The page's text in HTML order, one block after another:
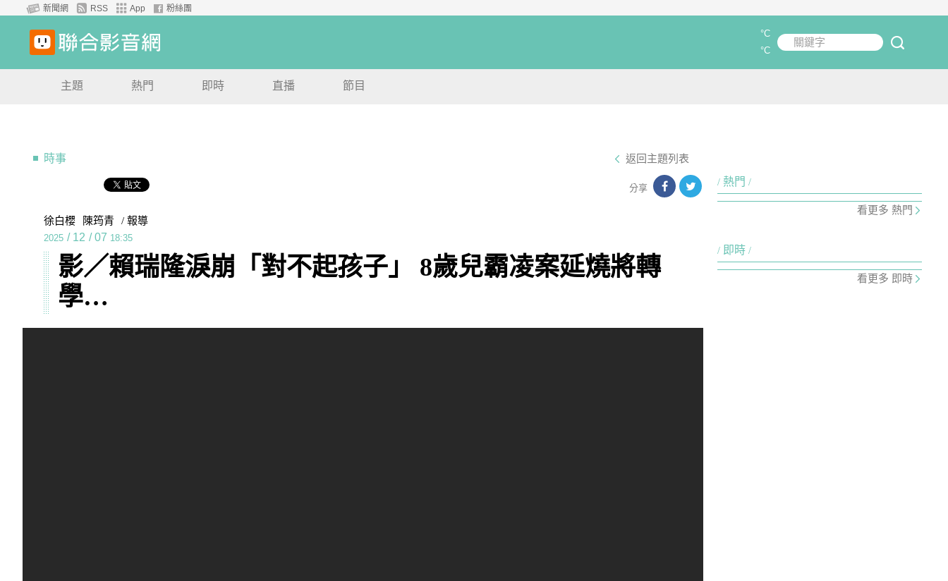
新聞網 RSS App 粉絲團
關鍵字
°C
°C
主題 熱門 即時 直播 節目
時事 返回主題列表
分享
徐白櫻 陳筠青 / 報導
2025 / 12 / 07 18:35
影／賴瑞隆淚崩「對不起孩子」 8歲兒霸凌案延燒將轉
學…
熱門
看更多 熱門
即時
看更多 即時